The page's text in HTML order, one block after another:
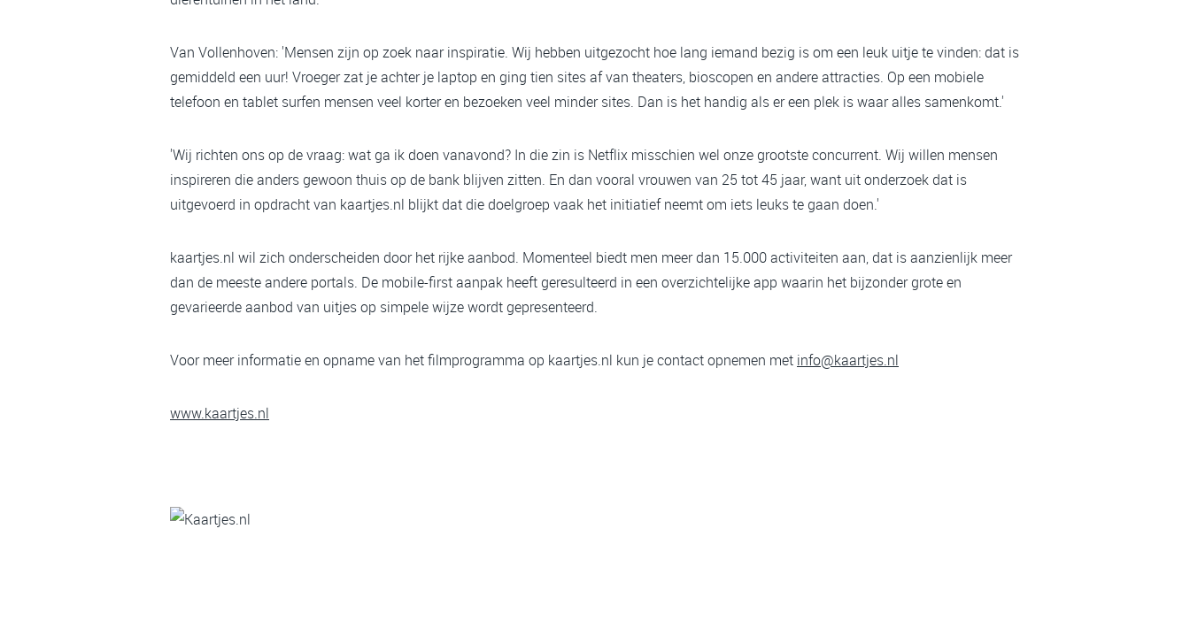
Van Vollenhoven: 'Mensen zijn op zoek naar inspiratie. Wij hebben uitgezocht hoe lang iemand bezig is om een leuk uitje te vinden: dat is
gemiddeld een uur! Vroeger zat je achter je laptop en ging tien sites af van theaters, bioscopen en andere attracties. Op een mobiele
telefoon en tablet surfen mensen veel korter en bezoeken veel minder sites. Dan is het handig als er een plek is waar alles samenkomt.'
'Wij richten ons op de vraag: wat ga ik doen vanavond? In die zin is Netflix misschien wel onze grootste concurrent. Wij willen mensen
inspireren die anders gewoon thuis op de bank blijven zitten. En dan vooral vrouwen van 25 tot 45 jaar, want uit onderzoek dat is
uitgevoerd in opdracht van kaartjes.nl blijkt dat die doelgroep vaak het initiatief neemt om iets leuks te gaan doen.'
kaartjes.nl wil zich onderscheiden door het rijke aanbod. Momenteel biedt men meer dan 15.000 activiteiten aan, dat is aanzienlijk meer
dan de meeste andere portals. De mobile-first aanpak heeft geresulteerd in een overzichtelijke app waarin het bijzonder grote en
gevarieerde aanbod van uitjes op simpele wijze wordt gepresenteerd.
Voor meer informatie en opname van het filmprogramma op kaartjes.nl kun je contact opnemen met info@kaartjes.nl
www.kaartjes.nl